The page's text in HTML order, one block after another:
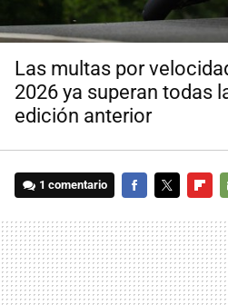
Las multas por
2026 ya superan todas
edición anterior
1 comentario